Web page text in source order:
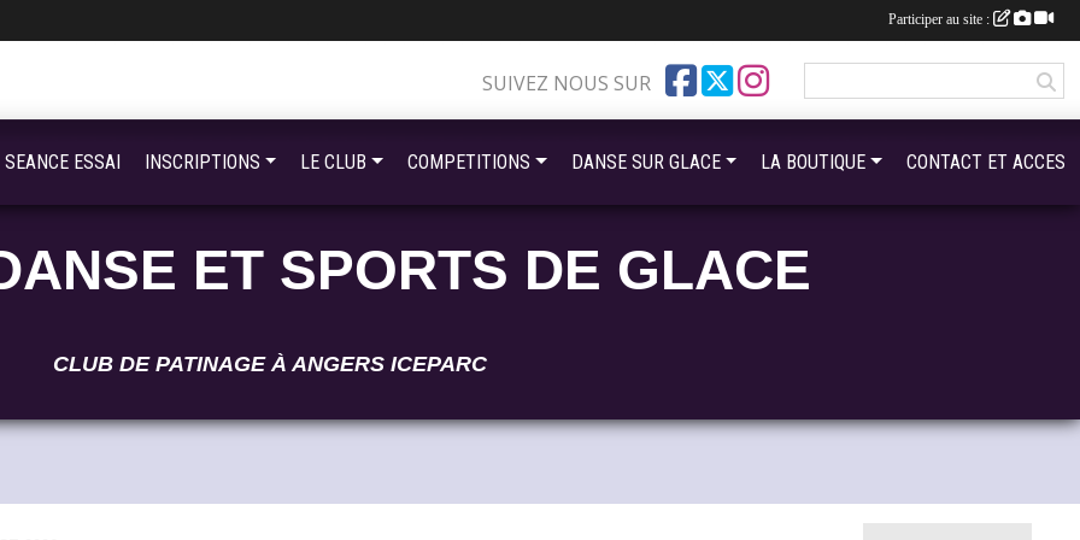
ET SPORTS DE GLACE
CLUB DE PATINAGE À ANGERS ICEPARC
SUIVEZ NOUS SUR
SEANCE ESSAI INSCRIPTIONS LE CLUB COMPETITIONS DANSE SUR GLACE LA BOUTIQUE CONTACT ET ACCES
Participer au site :